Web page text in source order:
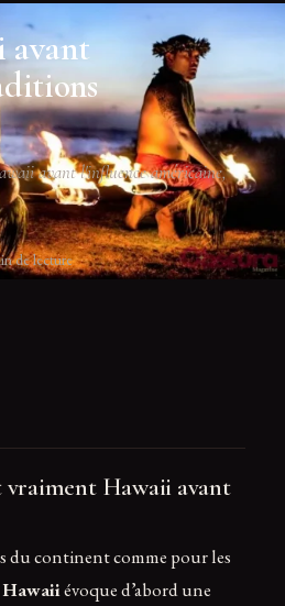
avant
avant l'influence américaine,
de lecture
Hawaii avant
du continent comme pour les
Hawaiiévoque d’abord une